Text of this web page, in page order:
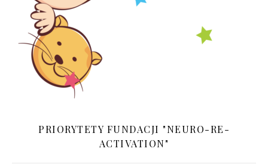
PRIORYTETY FUNDACJI "NEURO-RE-
ACTIVATION"